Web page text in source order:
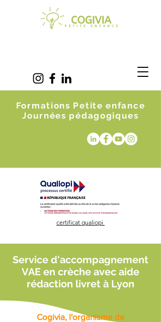
Formations Petite enfance
Journées pédagogiques
certificat qualiopi
Service d'accompagnement
VAE en crèche avec aide
rédaction livret à Lyon
Cogivia, l'organisme de